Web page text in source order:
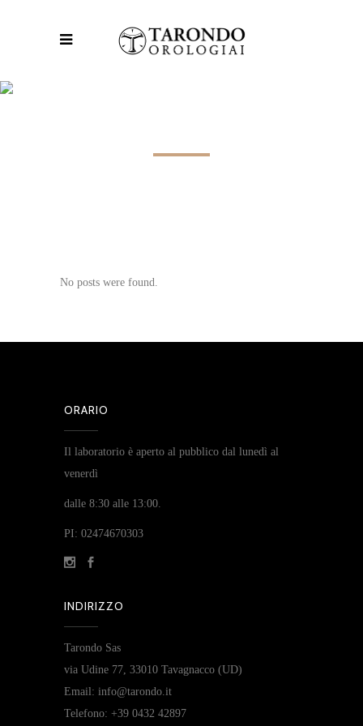
No posts were found.
ORARIO
Il laboratorio è aperto al pubblico dal lunedì al
venerdì
dalle 8:30 alle 13:00.
PI: 02474670303
INDIRIZZO
Tarondo Sas
via Udine 77, 33010 Tavagnacco (UD)
Email: info@tarondo.it
Telefono: +39 0432 42897